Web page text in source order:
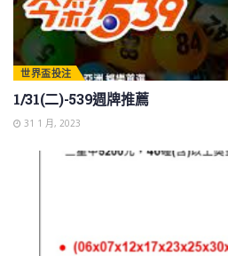
世界盃投注
1/31(二)-539週牌推薦
31 1 月, 2023